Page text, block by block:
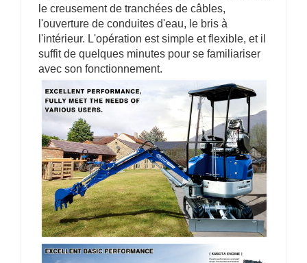
le creusement de tranchées de câbles,
l'ouverture de conduites d'eau, le bris à
l'intérieur. L'opération est simple et flexible, et il
suffit de quelques minutes pour se familiariser
avec son fonctionnement.